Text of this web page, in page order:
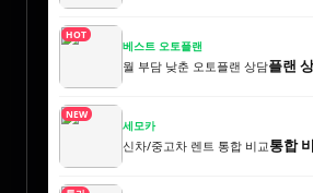
HOT
베스트 오토플랜
월 부담 낮춘 오토플랜 상담플랜
NEW
세모카
신차/중고차 렌트 통합 비교통합